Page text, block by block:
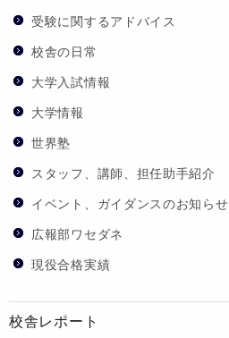
受験に関するアドバイス
校舎の日常
大学入試情報
大学情報
世界塾
スタッフ、講師、担任助手紹介
イベント、ガイダンスのお知らせ
広報部ワセダネ
現役合格実績
校舎レポート